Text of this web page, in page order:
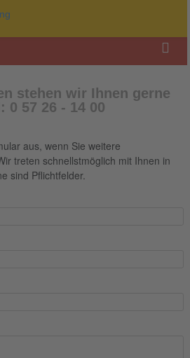
stehen wir Ihnen gerne
0 57 26 - 14 00
aus, wenn Sie weitere
treten schnellstmöglich mit Ihnen in
sind Pflichtfelder.